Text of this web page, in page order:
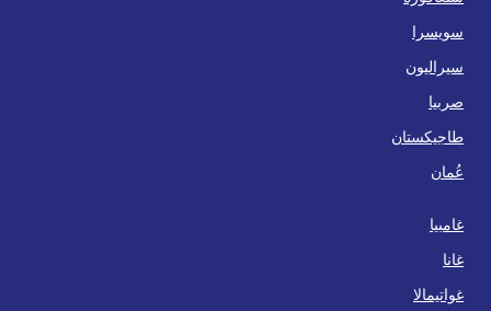
سويسرا
سيراليون
صربيا
طاجيكستان
عُمان
غامبيا
غانا
غواتيمالا